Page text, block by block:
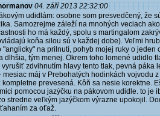
04. září 2013 22:32:00
udidlám: osobne som presvedčený, že
Samozrejme záleží na mnohých veciach
ho má každý, spolu s martingalom
koňa silou sú v každej dobe). Veľmi
"anglicky" na prilnutí, pohyb mojej ruky o
dlhšia, tým menej. Okrem toho lomené udidlo
zdvihnutím hlavy tento tlak, pevná páka
mesiac máj v Prebohatých hodinkách vojvodu
prevesená. Kôň sa nesie korektne.
pomocou jazýčku na pákovom udidle. to je
stredne veľkým jazýčkom výrazne upokojil.
za oťaž.